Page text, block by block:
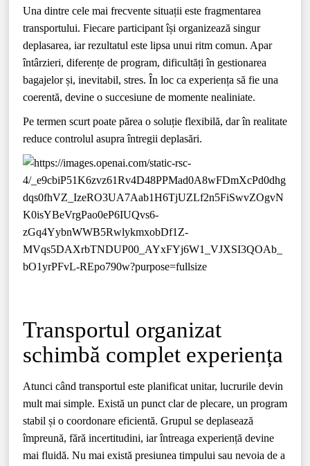
Una dintre cele mai frecvente situații este fragmentarea
transportului. Fiecare participant își organizează singur
deplasarea, iar rezultatul este lipsa unui ritm comun. Apar
întârzieri, diferențe de program, dificultăți în gestionarea
bagajelor și, inevitabil, stres. În loc ca experiența să fie una
coerentă, devine o succesiune de momente nealiniate.
Pe termen scurt poate părea o soluție flexibilă, dar în realitate
reduce controlul asupra întregii deplasări.
Transportul organizat
schimbă complet experiența
Atunci când transportul este planificat unitar, lucrurile devin
mult mai simple. Există un punct clar de plecare, un program
stabil și o coordonare eficientă. Grupul se deplasează
împreună, fără incertitudini, iar întreaga experiență devine
mai fluidă. Nu mai există presiunea timpului sau nevoia de a